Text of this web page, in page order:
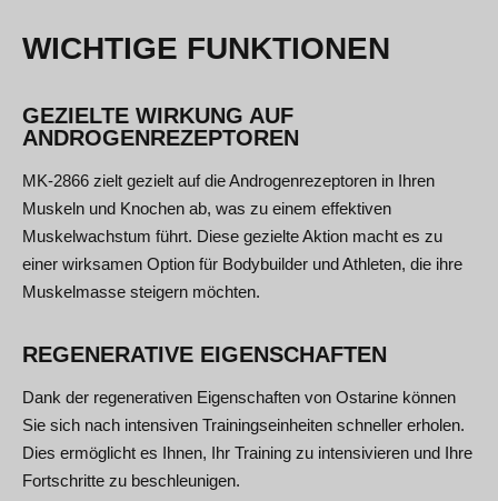
WICHTIGE FUNKTIONEN
GEZIELTE WIRKUNG AUF
ANDROGENREZEPTOREN
MK-2866 zielt gezielt auf die Androgenrezeptoren in Ihren
Muskeln und Knochen ab, was zu einem effektiven
Muskelwachstum führt. Diese gezielte Aktion macht es zu
einer wirksamen Option für Bodybuilder und Athleten, die ihre
Muskelmasse steigern möchten.
REGENERATIVE EIGENSCHAFTEN
Dank der regenerativen Eigenschaften von Ostarine können
Sie sich nach intensiven Trainingseinheiten schneller erholen.
Dies ermöglicht es Ihnen, Ihr Training zu intensivieren und Ihre
Fortschritte zu beschleunigen.